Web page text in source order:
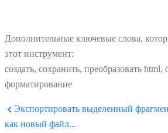
Дополнительные ключевые слова,
этот инструмент:
создать, сохранить, преобразовать
форматирование
Экспортировать выделенный
как новый файл...